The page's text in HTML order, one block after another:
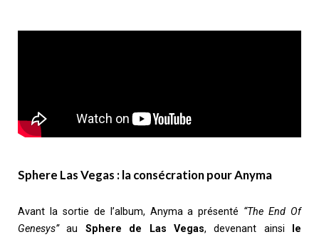
Sphere Las Vegas : la consécration pour Anyma
Avant la sortie de l’album, Anyma a présenté “The End Of
Genesys”au Sphere de Las Vegas, devenant ainsi le